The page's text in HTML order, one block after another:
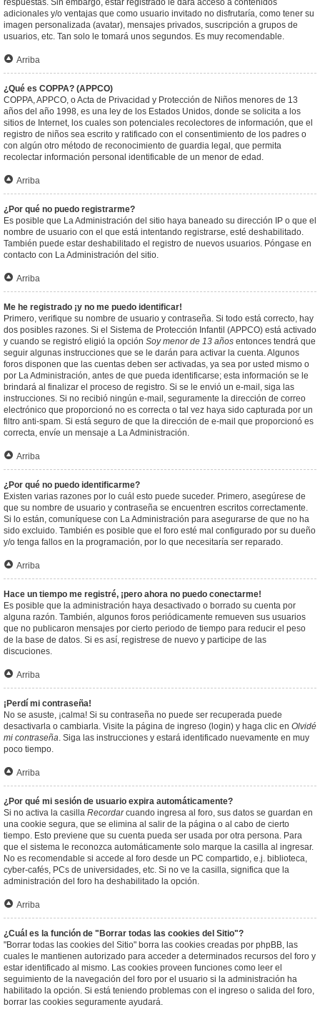
respuestas. Sin embargo, estar registrado le dará acceso a contenidos
adicionales y/o ventajas que como usuario invitado no disfrutaría, como tener su
imagen personalizada (avatar), mensajes privados, suscripción a grupos de
usuarios, etc. Tan solo le tomará unos segundos. Es muy recomendable.
Arriba
¿Qué es COPPA? (APPCO)
COPPA, APPCO, o Acta de Privacidad y Protección de Niños menores de 13
años del año 1998, es una ley de los Estados Unidos, donde se solicita a los
sitios de Internet, los cuales son potenciales recolectores de información, que el
registro de niños sea escrito y ratificado con el consentimiento de los padres o
con algún otro método de reconocimiento de guardia legal, que permita
recolectar información personal identificable de un menor de edad.
Arriba
¿Por qué no puedo registrarme?
Es posible que La Administración del sitio haya baneado su dirección IP o que el
nombre de usuario con el que está intentando registrarse, esté deshabilitado.
También puede estar deshabilitado el registro de nuevos usuarios. Póngase en
contacto con La Administración del sitio.
Arriba
Me he registrado ¡y no me puedo identificar!
Primero, verifique su nombre de usuario y contraseña. Si todo está correcto, hay
dos posibles razones. Si el Sistema de Protección Infantil (APPCO) está activado
y cuando se registró eligió la opción Soy menor de 13 años entonces tendrá que
seguir algunas instrucciones que se le darán para activar la cuenta. Algunos
foros disponen que las cuentas deben ser activadas, ya sea por usted mismo o
por La Administración, antes de que pueda identificarse; esta información se le
brindará al finalizar el proceso de registro. Si se le envió un e-mail, siga las
instrucciones. Si no recibió ningún e-mail, seguramente la dirección de correo
electrónico que proporcionó no es correcta o tal vez haya sido capturada por un
filtro anti-spam. Si está seguro de que la dirección de e-mail que proporcionó es
correcta, envíe un mensaje a La Administración.
Arriba
¿Por qué no puedo identificarme?
Existen varias razones por lo cuál esto puede suceder. Primero, asegúrese de
que su nombre de usuario y contraseña se encuentren escritos correctamente.
Si lo están, comuníquese con La Administración para asegurarse de que no ha
sido excluido. También es posible que el foro esté mal configurado por su dueño
y/o tenga fallos en la programación, por lo que necesitaría ser reparado.
Arriba
Hace un tiempo me registré, ¡pero ahora no puedo conectarme!
Es posible que la administración haya desactivado o borrado su cuenta por
alguna razón. También, algunos foros periódicamente remueven sus usuarios
que no publicaron mensajes por cierto periodo de tiempo para reducir el peso
de la base de datos. Si es así, registrese de nuevo y participe de las
discuciones.
Arriba
¡Perdí mi contraseña!
No se asuste, ¡calma! Si su contraseña no puede ser recuperada puede
desactivarla o cambiarla. Visite la página de ingreso (login) y haga clic en Olvidé
mi contraseña. Siga las instrucciones y estará identificado nuevamente en muy
poco tiempo.
Arriba
¿Por qué mi sesión de usuario expira automáticamente?
Si no activa la casilla Recordarcuando ingresa al foro, sus datos se guardan en
una cookie segura, que se elimina al salir de la página o al cabo de cierto
tiempo. Esto previene que su cuenta pueda ser usada por otra persona. Para
que el sistema le reconozca automáticamente solo marque la casilla al ingresar.
No es recomendable si accede al foro desde un PC compartido, e.j. biblioteca,
cyber-cafés, PCs de universidades, etc. Si no ve la casilla, significa que la
administración del foro ha deshabilitado la opción.
Arriba
¿Cuál es la función de "Borrar todas las cookies del Sitio"?
"Borrar todas las cookies del Sitio" borra las cookies creadas por phpBB, las
cuales le mantienen autorizado para acceder a determinados recursos del foro y
estar identificado al mismo. Las cookies proveen funciones como leer el
seguimiento de la navegación del foro por el usuario si la administración ha
habilitado la opción. Si está teniendo problemas con el ingreso o salida del foro,
borrar las cookies seguramente ayudará.